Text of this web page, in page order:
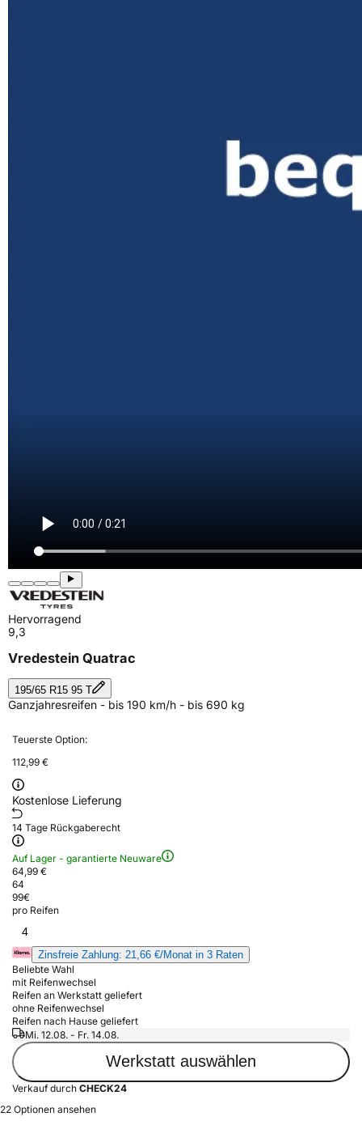
Hervorragend
9,3
Vredestein Quatrac
195/65 R15 95 T
Ganzjahresreifen - bis 190 km/h - bis 690 kg
Teuerste Option:
112,99 €
Kostenlose Lieferung
14 Tage Rückgaberecht
Auf Lager - garantierte Neuware
64,99 €
64
99€
pro Reifen
4
Zinsfreie Zahlung: 21,66 €/Monat in 3 Raten
Beliebte Wahl
mit Reifenwechsel
Reifen an Werkstatt geliefert
ohne Reifenwechsel
Reifen nach Hause geliefert
Mi. 12.08. - Fr. 14.08.
Werkstatt auswählen
Verkauf durch CHECK24
22 Optionen ansehen